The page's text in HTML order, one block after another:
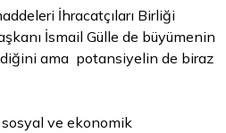
İhracatçıları Birliği
İsmail Gülle de büyümenin
ama potansiyelin de biraz
ve ekonomik